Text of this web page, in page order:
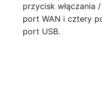
przycisk włączania
port WAN i cztery
port USB.